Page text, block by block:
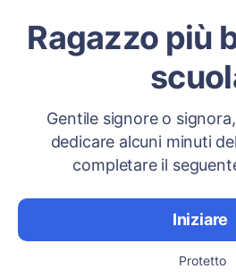
Ragazzo più
Gentile signore o
dedicare alcuni minuti
completare il
Iniziare
Protetto